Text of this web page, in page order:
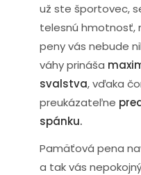
už ste športovec,
telesnú hmotnosť,
peny vás nebude
váhy prináša
svalstva, vďaka
preukázateľne
spánku.
Pamäťová pena
a tak vás